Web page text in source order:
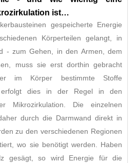
ist…
gespeicherte Energie
Körperteilen gelangt, in
- zum Gehen, in den Armen, dem
muss sie erst dorthin gebracht
im Körper bestimmte Stoffe
erfolgt dies in der Regel in den
Mikrozirkulation. Die einzelnen
durch die Darmwand direkt in
zu den verschiedenen Regionen
wo sie benötigt werden. Haben
gesägt, so wird Energie für die